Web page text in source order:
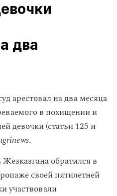
два
арестовал на два месяца
в похищении и
девочки (статьи 125 и
.
обратился в
своей пятилетней
участвовали